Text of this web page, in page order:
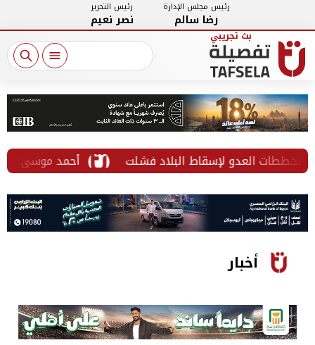
رئيس مجلس الإدارة
رضا سالم
رئيس التحرير
نصر نعيم
أحمد موسى: انتقال العدو لإسقاط البلاد فشلت
أخبار